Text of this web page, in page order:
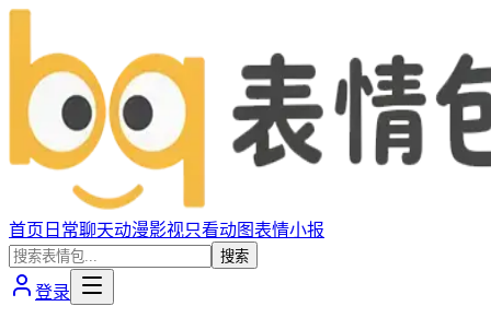
首页 日常聊天动漫影视只看动图表情小报
搜索
登录